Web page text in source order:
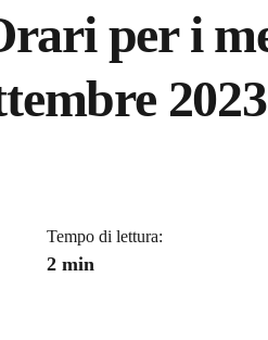
per i
2023
Tempo di lettura:
2 min